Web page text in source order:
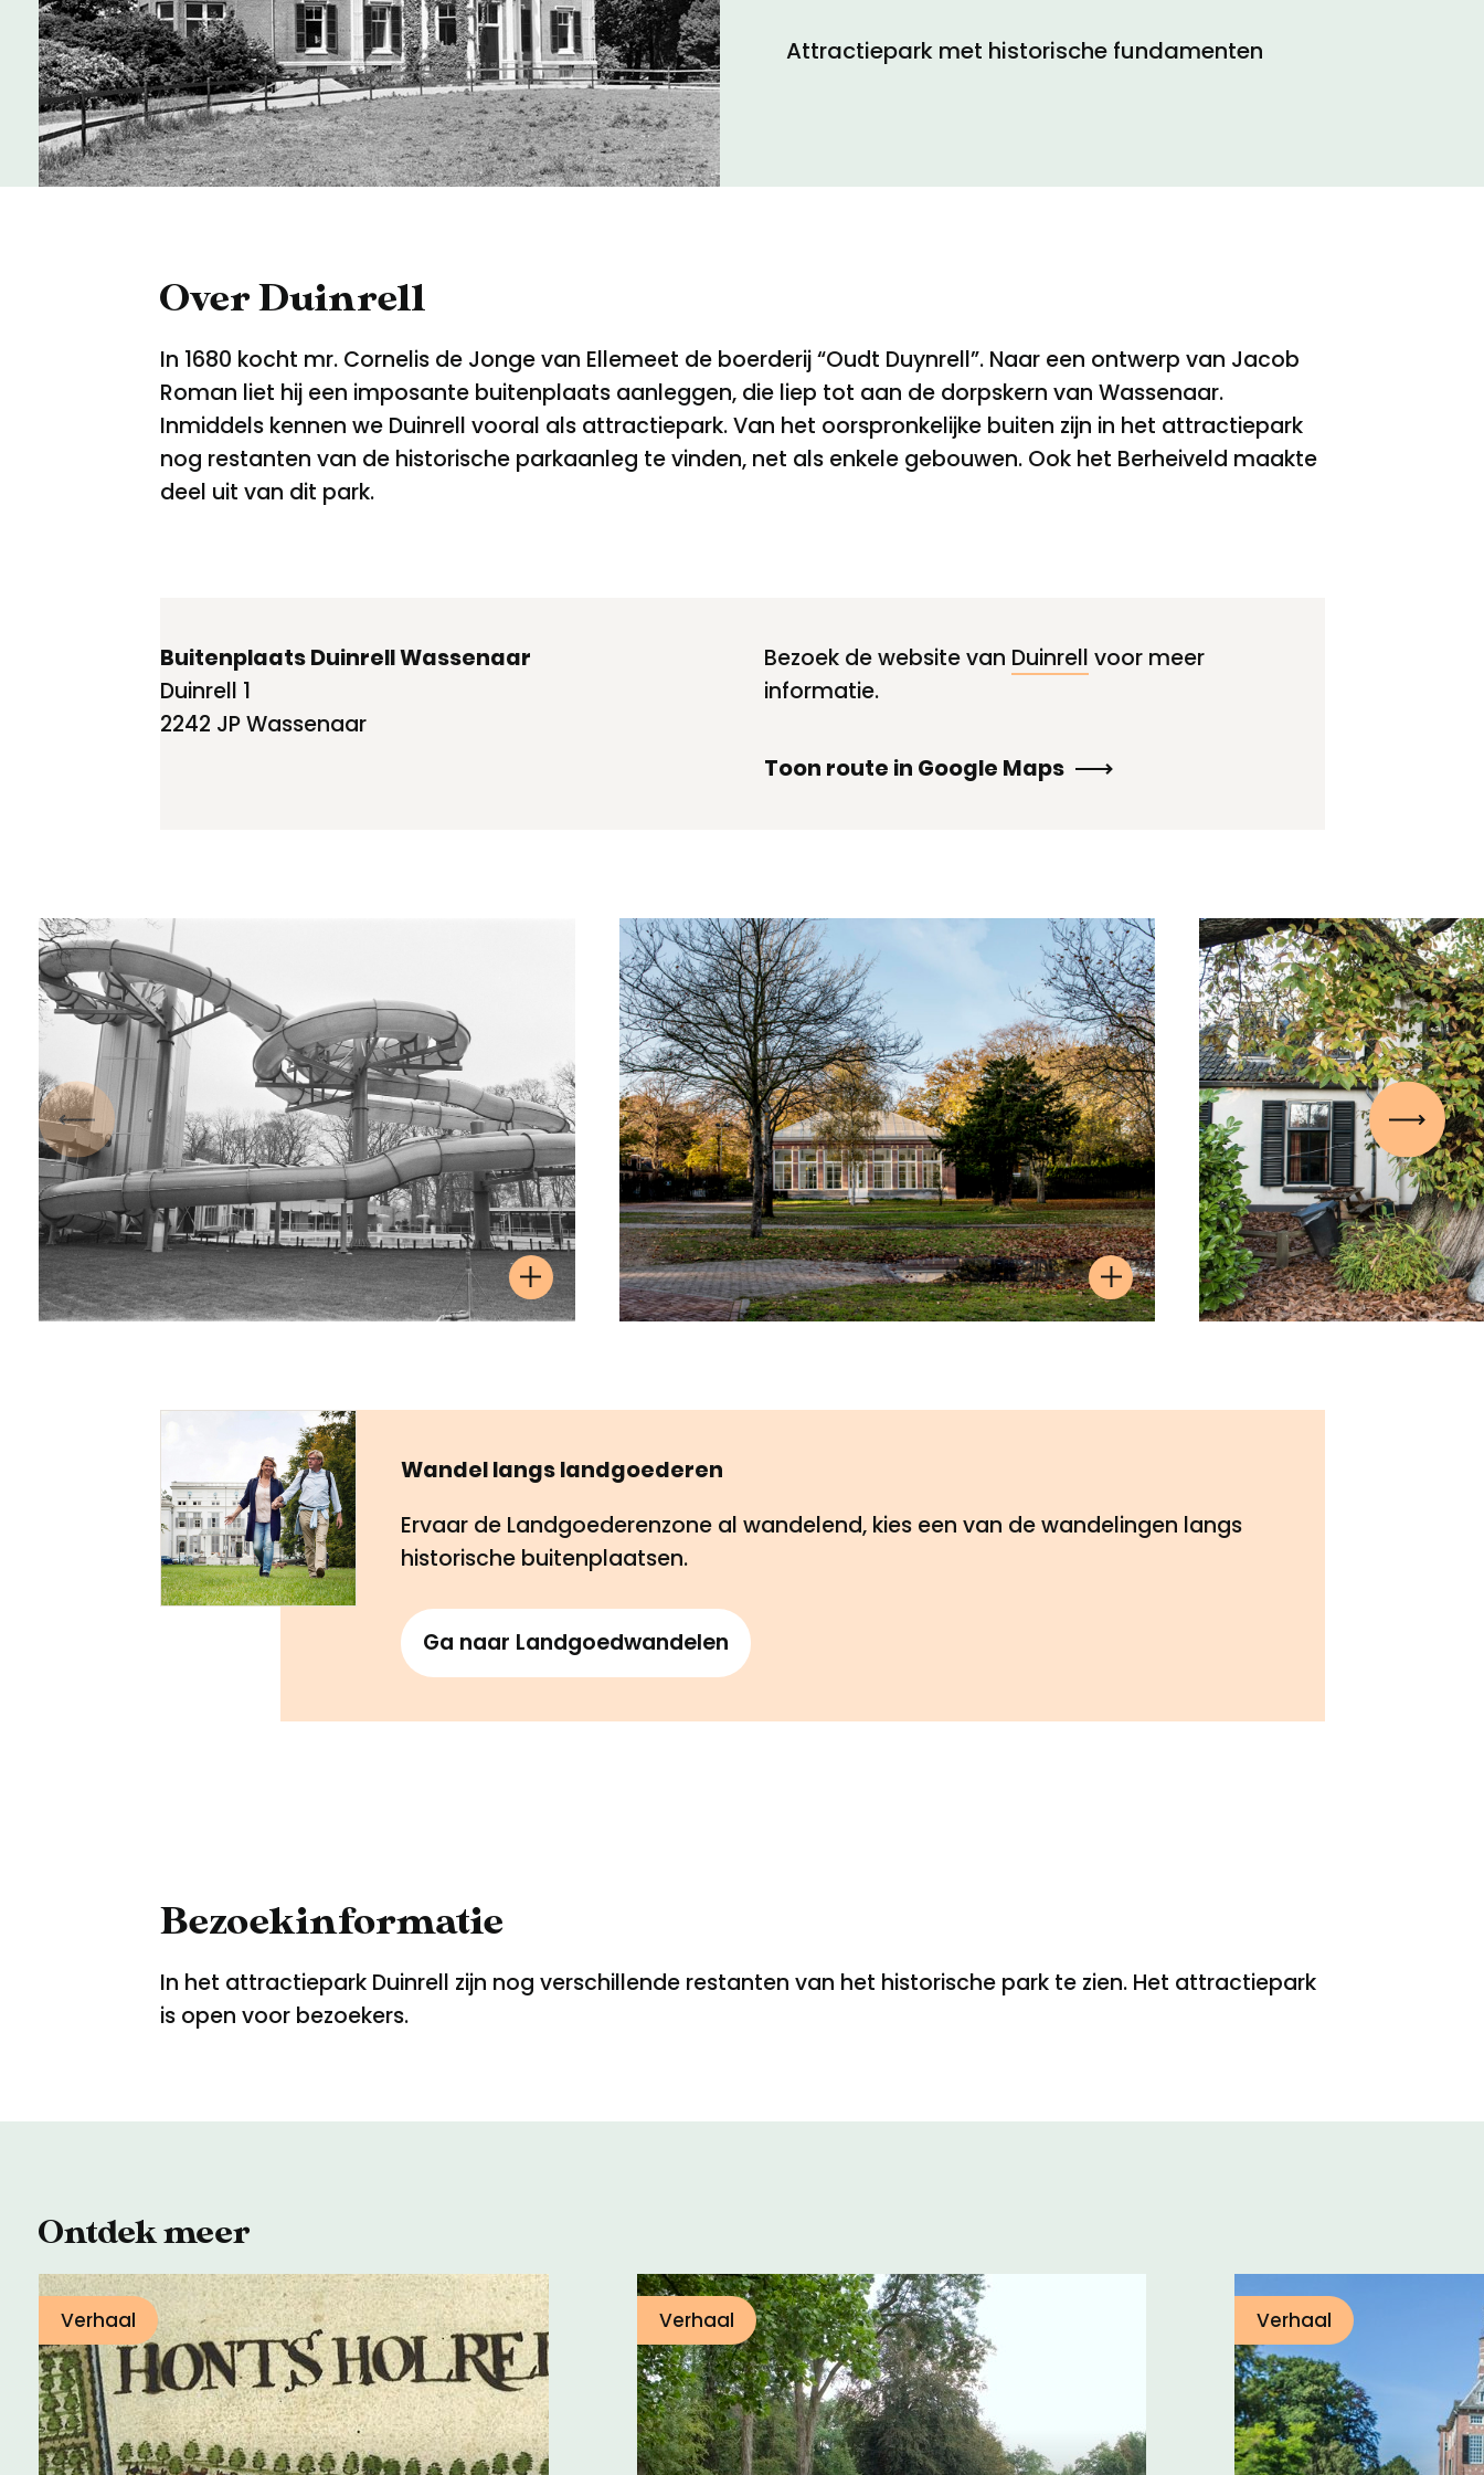
Meld een archeologische vondst
Nieuwsbrief
Toegankelijkheid
Privacyverklaring
Nieuwsbrief
Voorwaarden
Privacyverklaring
Attractiepark met historische fundamenten
Over Duinrell
In 1680 kocht mr. Cornelis de Jonge van Ellemeet de boerderij “Oudt Duynrell”. Naar een ontwerp van Jacob
Roman liet hij een imposante buitenplaats aanleggen, die liep tot aan de dorpskern van Wassenaar.
Inmiddels kennen we Duinrell vooral als attractiepark. Van het oorspronkelijke buiten zijn in het attractiepark
nog restanten van de historische parkaanleg te vinden, net als enkele gebouwen. Ook het Berheiveld maakte
deel uit van dit park.
Buitenplaats Duinrell Wassenaar
Duinrell 1
2242 JP Wassenaar
Bezoek de website van Duinrell voor meer
informatie.
Toon route in Google Maps
Vorige
Wandel langs landgoederen
Ervaar de Landgoederenzone al wandelend, kies een van de wandelingen langs
historische buitenplaatsen.
Ga naar Landgoedwandelen
Bezoekinformatie
In het attractiepark Duinrell zijn nog verschillende restanten van het historische park te zien. Het attractiepark
is open voor bezoekers.
Ontdek meer
Verhaal Verhaal Verhaal